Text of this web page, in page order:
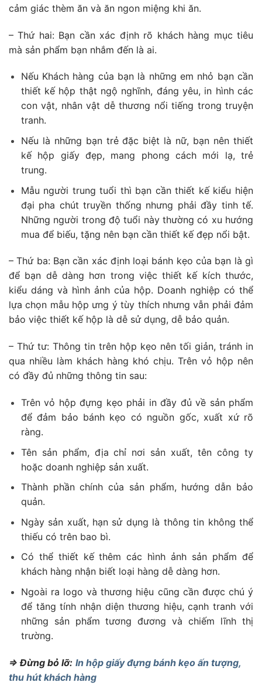
cảm giác thèm ăn và ăn ngon miệng khi ăn.
– Thứ hai: Bạn cần xác định rõ khách hàng mục tiêu
mà sản phẩm bạn nhắm đến là ai.
Nếu Khách hàng của bạn là những em nhỏ bạn cần
thiết kế hộp thật ngộ nghĩnh, đáng yêu, in hình các
con vật, nhân vật dễ thương nổi tiếng trong truyện
tranh.
Nếu là những bạn trẻ đặc biệt là nữ, bạn nên thiết
kế hộp giấy đẹp, mang phong cách mới lạ, trẻ
trung.
Mẫu người trung tuổi thì bạn cần thiết kế kiểu hiện
đại pha chút truyền thống nhưng phải đầy tinh tế.
Những người trong độ tuổi này thường có xu hướng
mua để biếu, tặng nên bạn cần thiết kế đẹp nổi bật.
– Thứ ba: Bạn cần xác định loại bánh kẹo của bạn là gì
để bạn dễ dàng hơn trong việc thiết kế kích thước,
kiểu dáng và hình ảnh của hộp. Doanh nghiệp có thể
lựa chọn mẫu hộp ưng ý tùy thích nhưng vẫn phải đảm
bảo việc thiết kế hộp là dễ sử dụng, dễ bảo quản.
– Thứ tư: Thông tin trên hộp kẹo nên tối giản, tránh in
qua nhiều làm khách hàng khó chịu. Trên vỏ hộp nên
có đầy đủ những thông tin sau:
Trên vỏ hộp đựng kẹo phải in đầy đủ về sản phẩm
để đảm bảo bánh kẹo có nguồn gốc, xuất xứ rõ
ràng.
Tên sản phẩm, địa chỉ nơi sản xuất, tên công ty
hoặc doanh nghiệp sản xuất.
Thành phần chính của sản phẩm, hướng dẫn bảo
quản.
Ngày sản xuất, hạn sử dụng là thông tin không thể
thiếu có trên bao bì.
Có thể thiết kế thêm các hình ảnh sản phẩm để
khách hàng nhận biết loại hàng dễ dàng hơn.
Ngoài ra logo và thương hiệu cũng cần được chú ý
để tăng tính nhận diện thương hiệu, cạnh tranh với
những sản phẩm tương đương và chiếm lĩnh thị
trường.
=> Đừng bỏ lỡ: In hộp giấy đựng bánh kẹo ấn tượng,
thu hút khách hàng